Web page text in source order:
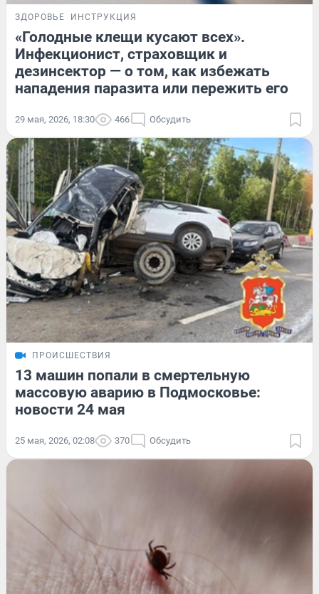
ЗДОРОВЬЕ ИНСТРУКЦИЯ
«Голодные клещи кусают всех».
Инфекционист, страховщик и
дезинсектор — о том, как избежать
нападения паразита или пережить его
29 мая, 2026, 18:30 466 Обсудить
ПРОИСШЕСТВИЯ
13 машин попали в смертельную
массовую аварию в Подмосковье:
новости 24 мая
25 мая, 2026, 02:08 370 Обсудить